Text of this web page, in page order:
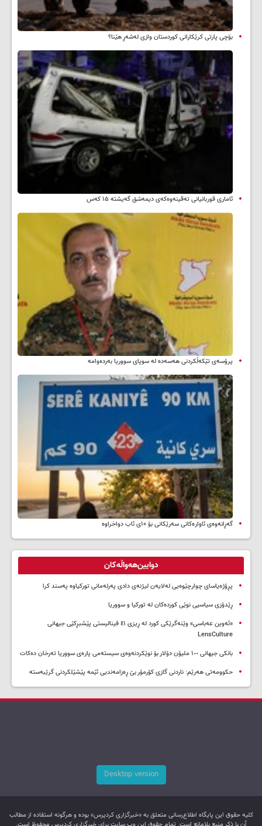
بۆچی پارتی کرێکارانی کوردستان وازی لەشەڕ هێنا؟
ئاماری قوربانیانی تەقینەوەکەی دیمەشق گەیشتە ۱۵ کەس
پرۆسەی تێکەڵکردنی هەسەدە لە سوپای سووریا بەردەوامە
گەڕانەوەی ئاوارەکانی سەرێکانی بۆ ۱۰ی ئاب دواخراوە
دوایین‌هەواڵەکان
پڕۆژەیاسای چوارچێوەیی لەلایەن لیژنەی دادی پەرلەمانی تورکیاوە پەسند کرا
ڕێدۆزی سیاسیی نوێی کوردەکان لە تورکیا و سووریا
«ئەوین عەباسی» وێنەگرێکی کورد لە ڕیزی ٤١ فینالیستی پێشبڕکێی جیهانی
LensCulture
بانکی جیهانی ١٠٠ ملیۆن دۆلار بۆ نوێکردنەوەی سیستەمی پارەی سووریا تەرخان دەکات
حکوومەتی هەرێم: ناردنی گازی کۆرمۆر بێ ڕەزامەندیی ئێمە پێشێلکردنی گرێبەستە
Desktop version
کليه حقوق اين پایگاه اطلاع‌رسانی متعلق به «خبرگزاری کردپرس» بوده و هرگونه استفاده از مطالب